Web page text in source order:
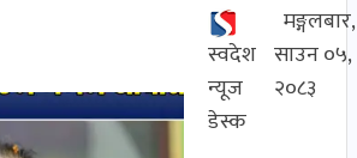
स्वदेश
न्यूज
डेस्क
मङ्गलबार,
साउन ०५,
२०८३